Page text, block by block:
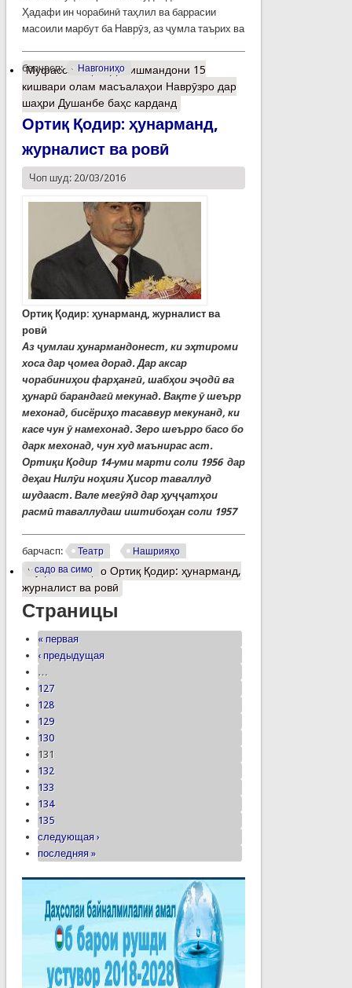
Ҳадафи ин чорабинӣ таҳлил ва баррасии
масоили марбут ба Наврӯз, аз ҷумла таърих ва
барчасп: Навгониҳо
Муфассалтаро Донишмандони 15
кишвари олам масъалаҳои Наврӯзро дар
шаҳри Душанбе баҳс карданд
Ортиқ Қодир: ҳунарманд,
журналист ва ровӣ
Чоп шуд: 20/03/2016
Ортиқ Қодир: ҳунарманд, журналист ва
ровӣ
Аз ҷумлаи ҳунармандонест, ки эҳтироми
хоса дар ҷомеа дорад. Дар аксар
чорабиниҳои фарҳангӣ, шабҳои эҷодӣ ва
ҳунарӣ барандагӣ мекунад. Вақте ӯ шеърр
мехонад, бисёриҳо тасаввур мекунанд, ки
касе чун ӯ намехонад. Зеро шеърро басо бо
дарк мехонад, чун худ маънирас аст.
Ортиқи Қодир 14-уми марти соли 1956 дар
деҳаи Нилӯи ноҳияи Ҳисор таваллуд
шудааст. Вале мегӯяд дар ҳуҷҷатҳои
расмӣ таваллудаш иштибоҳан соли 1957
барчасп: Театр
Нашрияҳо
садо ва симо
Муфассалтар
о Ортиқ Қодир: ҳунарманд,
журналист ва ровӣ
Страницы
« первая
‹ предыдущая
…
127
128
129
130
131
132
133
134
135
следующая ›
последняя »